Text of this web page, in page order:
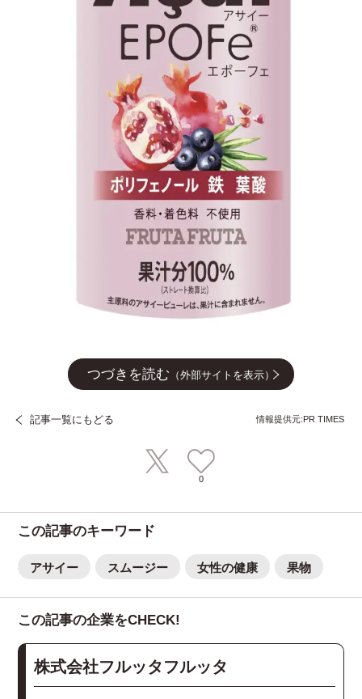
つづきを読む （外部サイトを表示）
記事一覧にもどる 情報提供元:PR TIMES
0
この記事のキーワード
アサイー スムージー 女性の健康 果物
この記事の企業をCHECK!
株式会社フルッタフルッタ